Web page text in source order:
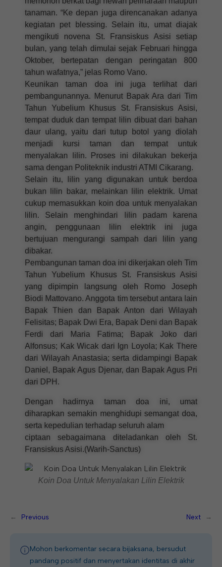
tanaman. “Ke depan juga direncanakan adanya
kegiatan pet blessing. Selain itu, umat diajak
mengikuti novena St. Fransiskus Asisi setiap
bulan, yang telah dimulai sejak Februari hingga
Oktober, bertepatan dengan peringatan 800
tahun wafatnya,” jelas Romo Vano.
Keunikan taman doa ini juga terlihat dari
pembangunannya. Menurut Bapak Ara dari Tim
Tahun Yubelium Khusus St. Fransiskus Asisi,
tempat duduk dan tempat lilin dibuat dari bahan
daur ulang, yaitu dari tutup botol yang diolah
menjadi kursi taman dan tempat untuk
menyalakan lilin. Proses ini dilakukan bekerja
sama dengan Politeknik industri ATMI Cikarang.
Selain itu, lilin yang digunakan untuk berdoa
bukan lilin bakar, melainkan lilin elektrik. Umat
cukup memasukkan koin doa untuk menyalakan
lilin. Selain menghindari lilin padam karena
angin, penggunaan lilin elektrik ini juga
bertujuan mengurangi sampah dari lilin yang
dibakar.
Pembangunan taman doa ini dikerjakan oleh Tim
Tahun Yubelium Khusus St. Fransiskus Asisi
yang dipimpin langsung oleh Romo Joseph
Biodi Mattovano. Anggota tim tersebut antara lain
Bapak Thien dan Bapak Anton dari Wilayah
Felisitas; Bapak Dwi Era, Bapak Deni dan Bapak
Ferdi dari Maria Fatima; Bapak Joko dari
Alfonsus; Kak Wicak dari Ign Loyola; Kak There
dari Wilayah Anastasia; serta didampingi Bapak
Daniel, Bapak Agus Djenar, dan Bapak Agus Pri
dari DPH.
Dengan hadirnya taman doa ini, umat
diharapkan semakin menghidupi semangat doa,
serta kepedulian terhadap seluruh alam
ciptaan sebagaimana diteladankan oleh St.
Fransiskus Asisi.(Warih-Sanctus)
Koin Doa Untuk Menyalakan Lilin Elektrik
← Previous Next →
Mohon berkomentar secara bijaksana, bersudut
pandang positif dan menyertakan identitas di akhir